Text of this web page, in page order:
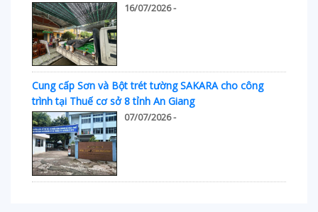
16/07/2026 -
Cung cấp Sơn và Bột trét tường SAKARA cho công
trình tại Thuế cơ sở 8 tỉnh An Giang
07/07/2026 -